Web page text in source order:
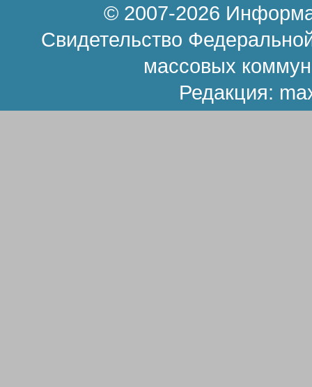
© 2007-2026
Свидетельство
массовых
Редакция: